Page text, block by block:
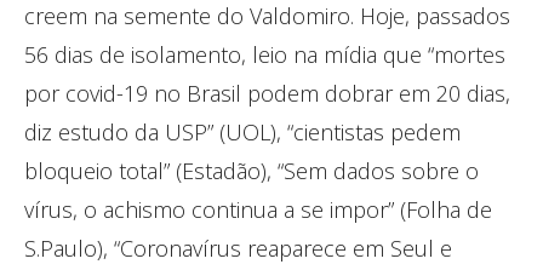
creem na semente do Valdomiro. Hoje, passados
56 dias de isolamento, leio na mídia que “mortes
por covid-19 no Brasil podem dobrar em 20 dias,
diz estudo da USP” (UOL), “cientistas pedem
bloqueio total” (Estadão), “Sem dados sobre o
vírus, o achismo continua a se impor” (Folha de
S.Paulo), “Coronavírus reaparece em Seul e